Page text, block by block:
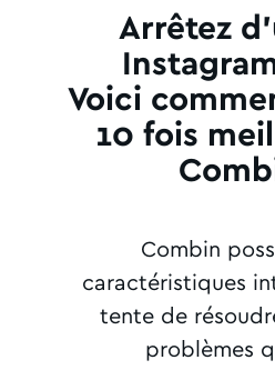
Arrêtez
Voici
10 fois
Combin
caractéristiques
tente de
problèmes